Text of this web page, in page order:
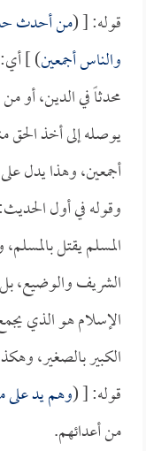
قوله: [ (من أحدث
والناس أجمعين) ] أي:
محدثاً في الدين،
يوصله إلى أخذ الحق
أجمعين، وهذا يدل
وقوله في أول
المسلم يقتل
الشريف والوضيع،
الإسلام هو الذي
الكبير بالصغير،
قوله: [ (وهم يد
من أعدائهم.